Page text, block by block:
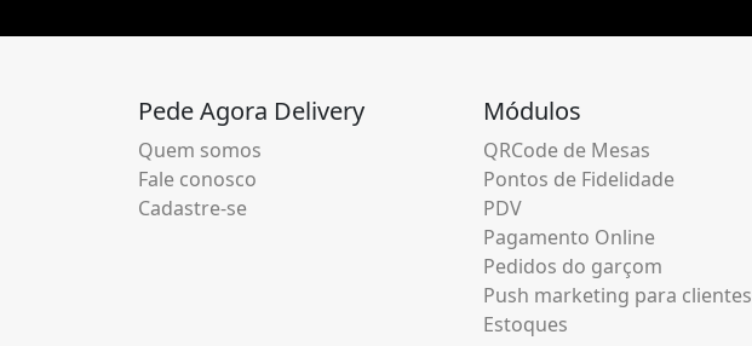
Pede Agora Delivery
Quem somos
Fale conosco
Cadastre-se
Módulos
QRCode de Mesas
Pontos de Fidelidade
PDV
Pagamento Online
Pedidos do garçom
Push marketing para clientes
Estoques